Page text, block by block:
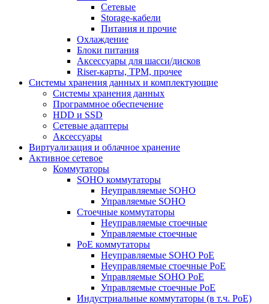
Сетевые
Storage-кабели
Питания и прочие
Охлаждение
Блоки питания
Аксессуары для шасси/дисков
Riser-карты, TPM, прочее
Системы хранения данных и комплектующие
Системы хранения данных
Программное обеспечение
HDD и SSD
Сетевые адаптеры
Аксессуары
Виртуализация и облачное хранение
Активное сетевое
Коммутаторы
SOHO коммутаторы
Неуправляемые SOHO
Управляемые SOHO
Стоечные коммутаторы
Неуправляемые стоечные
Управляемые стоечные
PoE коммутаторы
Неуправляемые SOHO PoE
Неуправляемые стоечные PoE
Управляемые SOHO PoE
Управляемые стоечные PoE
Индустриальные коммутаторы (в т.ч. РоЕ)